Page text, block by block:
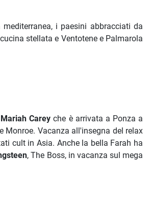
i paesini abbracciati da
stellata e Ventotene e Palmarola
Mariah Carey che è arrivata a Ponza a
Monroe. Vacanza all'insegna del relax
cult in Asia. Anche la bella Farah ha
, The Boss, in vacanza sul mega